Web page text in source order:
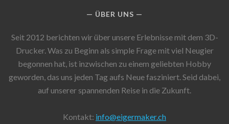
ÜBER UNS
Seit 2012 berichten wir über unsere Erlebnisse mit dem 3D-
Drucker. Was zu Beginn als simple Frage mit viel Neugier
begonnen hat, ist inzwischen zu einem geliebten Hobby
geworden, das uns jeden Tag aufs Neue fasziniert. Seid dabei,
auf unserer spannenden Reise in die Zukunft.
Kontakt: info@eigermaker.ch